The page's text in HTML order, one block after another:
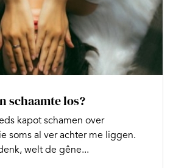
schaamte los?
kapot schamen over
soms al ver achter me liggen.
welt de gêne...